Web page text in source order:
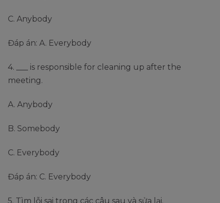
C. Anybody
Đáp án: A. Everybody
4. ___ is responsible for cleaning up after the
meeting.
A. Anybody
B. Somebody
C. Everybody
Đáp án: C. Everybody
5. Tìm lỗi sai trong các câu sau và sửa lại.